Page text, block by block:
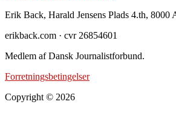
Footer
Erik Back, Harald Jensens Plads 4.th, 8000
erikback.com · cvr 26854601
Medlem af Dansk Journalistforbund.
Forretningsbetingelser
Copyright © 2026